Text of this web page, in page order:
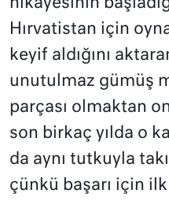
hikayesinin
Hırvatistan için
keyif aldığını
unutulmaz gümüş
parçası olmaktan
son birkaç yılda o
da aynı tutkuyla
çünkü başarı için